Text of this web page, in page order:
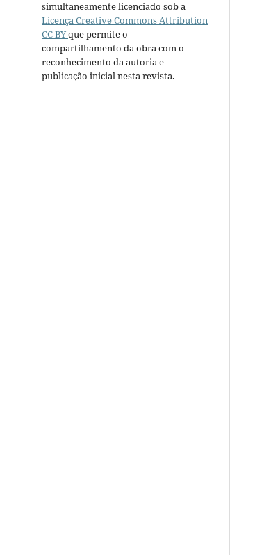
simultaneamente licenciado sob a
Licença Creative Commons Attribution
CC BYque permite o
compartilhamento da obra com o
reconhecimento da autoria e
publicação inicial nesta revista.